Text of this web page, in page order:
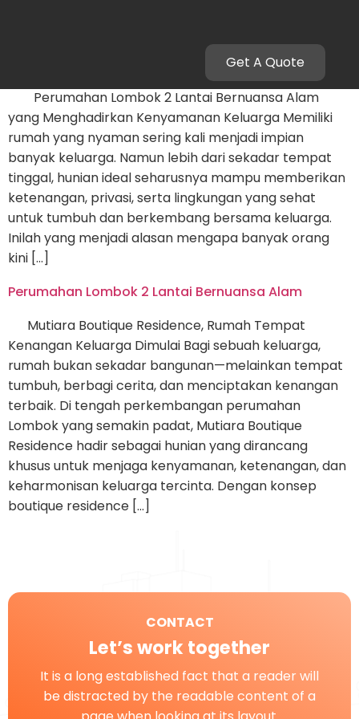
Get A Quote
Perumahan Lombok 2 Lantai Bernuansa Alam
yang Menghadirkan Kenyamanan Keluarga Memiliki
rumah yang nyaman sering kali menjadi impian
banyak keluarga. Namun lebih dari sekadar tempat
tinggal, hunian ideal seharusnya mampu memberikan
ketenangan, privasi, serta lingkungan yang sehat
untuk tumbuh dan berkembang bersama keluarga.
Inilah yang menjadi alasan mengapa banyak orang
kini […]
Perumahan Lombok 2 Lantai Bernuansa Alam
Mutiara Boutique Residence, Rumah Tempat
Kenangan Keluarga Dimulai Bagi sebuah keluarga,
rumah bukan sekadar bangunan—melainkan tempat
tumbuh, berbagi cerita, dan menciptakan kenangan
terbaik. Di tengah perkembangan perumahan
Lombok yang semakin padat, Mutiara Boutique
Residence hadir sebagai hunian yang dirancang
khusus untuk menjaga kenyamanan, ketenangan, dan
keharmonisan keluarga tercinta. Dengan konsep
boutique residence […]
CONTACT
Let’s work together
It is a long established fact that a reader will
be distracted by the readable content of a